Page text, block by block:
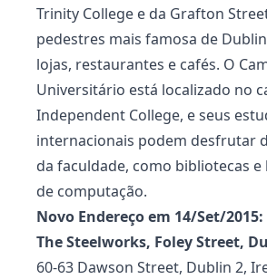
Trinity College e da Grafton
pedestres mais famosa de
lojas, restaurantes e cafés. O
Universitário está localizado no
Independent College, e seus
internacionais podem desfrutar
da faculdade, como bibliotecas
de computação.
Novo Endereço em 14/Set/2015:
The Steelworks, Foley Street,
60-63 Dawson Street, Dublin 2,